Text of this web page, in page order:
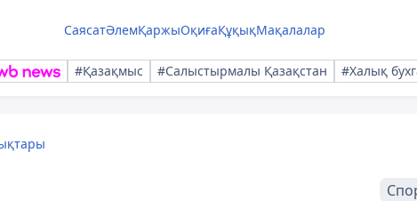
СаясатӘлемҚаржыОқиғаҚұқықМақалалар
#Қазақмыс #Салыстырмалы Қазақстан #Халық